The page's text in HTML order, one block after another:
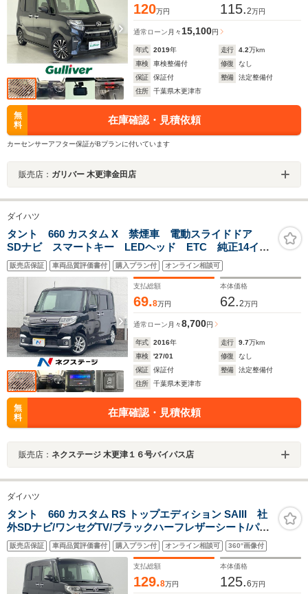
120万円 115.2万円
通常ローン 月々 15,100円
年式 2019年 走行 4.2万km
車検
車検整備付 修復
なし
保証
保証付 整備
法定整備付
住所
千葉県木更津市
無
料
在庫確認・見積依頼
カーセンサーアフター保証がBプランに付いています
販売店： ガリバー 木更津金田店
ダイハツ
タント 660 カスタム X 禁煙車 電動スライドドア
SDナビ スマートキー LEDヘッド ETC 純正14イン
チアルミ オートライト オートエアコン Bluetooth
DVD再生 フルセグ LEDフォグ
販売店保証 車両品質評価書付 購入プラン付 オンライン相談可
支払総額
69.8万円
本体価格
62.2万円
通常ローン 月々8,700円
年式 2016年 走行 9.7万km
車検
'27/01 修復
なし
保証
保証付 整備
法定整備付
住所
千葉県木更津市
無
料
在庫確認・見積依頼
販売店： ネクステージ 木更津１６号バイパス店
ダイハツ
タント 660 カスタム RS トップエディション SAIII 社
外SDナビ/ワンセグTV/ブラックハーフレザーシート/パー
キングアシスト/スマートアシストIII/衝突回避支援ブレー
キ/車線逸脱警報/前後コーナーセンサー/バックカメラ/両
側パワースライドドア/D席シートヒーター
販売店保証 車両品質評価書付 購入プラン付 オンライン相談可 360°画像付
支払総額
129.8万円
本体価格
125.6万円